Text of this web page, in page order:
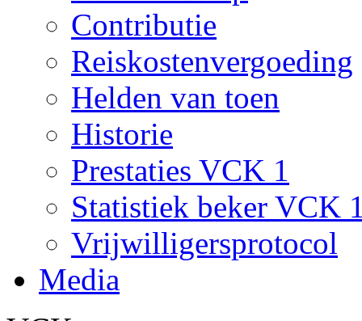
Contributie
Reiskostenvergoeding
Helden van toen
Historie
Prestaties VCK 1
Statistiek beker VCK
Vrijwilligersprotocol
Media